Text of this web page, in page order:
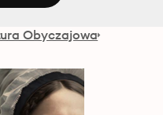
Obyczajowa